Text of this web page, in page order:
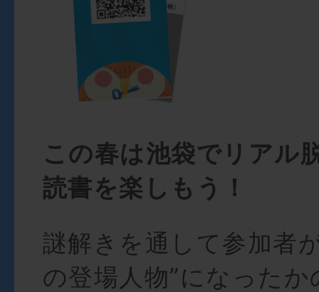
この春は池袋でリアル
読書を楽しもう！
謎解きを通して参加者
の登場人物”になった